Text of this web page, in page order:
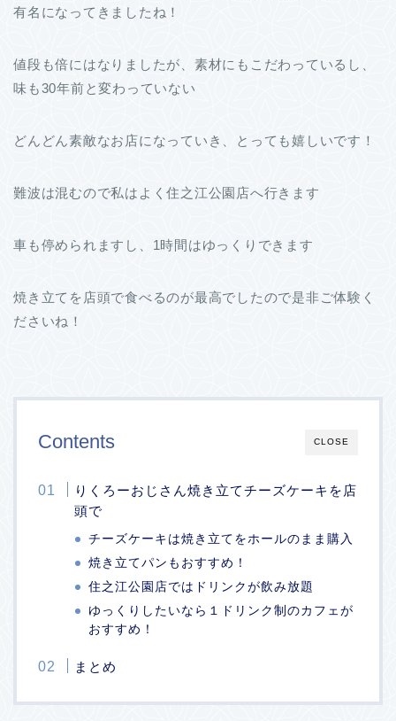
有名になってきましたね！
値段も倍にはなりましたが、素材にもこだわっているし、
味も30年前と変わっていない
どんどん素敵なお店になっていき、とっても嬉しいです！
難波は混むので私はよく住之江公園店へ行きます
車も停められますし、1時間はゆっくりできます
焼き立てを店頭で食べるのが最高でしたので是非ご体験く
ださいね！
CLOSE
Contents
りくろーおじさん焼き立てチーズケーキを店
頭で
チーズケーキは焼き立てをホールのまま購入
焼き立てパンもおすすめ！
住之江公園店ではドリンクが飲み放題
ゆっくりしたいなら１ドリンク制のカフェが
おすすめ！
まとめ